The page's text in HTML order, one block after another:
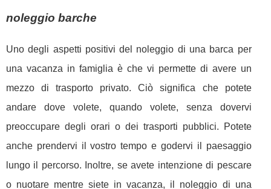
noleggio barche
Uno degli aspetti positivi del noleggio di una barca per
una vacanza in famiglia è che vi permette di avere un
mezzo di trasporto privato. Ciò significa che potete
andare dove volete, quando volete, senza dovervi
preoccupare degli orari o dei trasporti pubblici. Potete
anche prendervi il vostro tempo e godervi il paesaggio
lungo il percorso. Inoltre, se avete intenzione di pescare
o nuotare mentre siete in vacanza, il noleggio di una